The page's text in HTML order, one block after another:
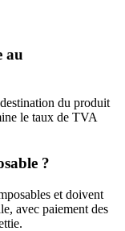
au
du produit
le taux de TVA
?
et doivent
avec paiement des